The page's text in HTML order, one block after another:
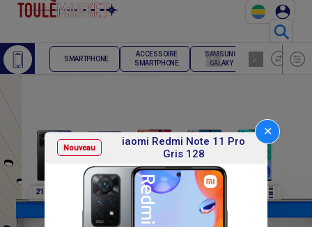
⚲
Nouveau
iaomi Redmi Note 11 Pro
Gris 128
✕
SMARTPHONE
ACCESSOIRE
SMARTPHONE
SAMSUNG
GALAXY
TELEPHONE
FIXE
216 000 216 000F 216 000 216 000 F